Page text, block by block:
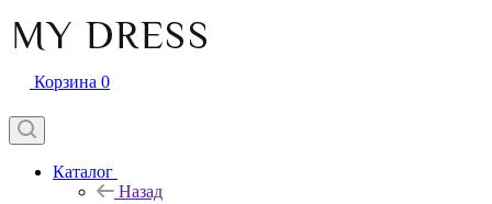
Корзина 0
Каталог
Назад